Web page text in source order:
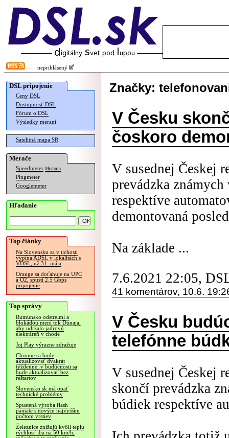
neprihlásený
DSL pripojenie
Ceny DSL
Dostupnosť DSL
Fórum o DSL
Výsledky meraní
Satelitná mapa SR
Merače
Speedmeter Merania
Pingmeter
Googlemeter
Hľadanie
Top články
Na Slovensku sa v tichosti
vypína ADSL v lokalitách s
VDSL, už 31. mája
Orange sa doťahuje na UPC
a O2, spustí 2.5 Gbps
pripojenie
Top správy
Rumunsko odstrelmi a
blokádou mení tok Dunaja,
aby udržalo jadrovú
elektráreň v chode
Joj Play výrazne zdražuje
Chrome sa bude
aktualizovať dvakrát
týždenne, v budúcnosti sa
bude aktualizovať bez
reštartov
Slovensko.sk má opäť
technické problémy
Spustená výroba flash
pamäte s novým najvyšším
počtom vrstiev
Železnice znižujú kvôli teplu
rýchlosť iba na 50 km/h,
Značky:
V Česku
čoskoro
V susednej Českej
prevádzka
respektíve
demontovaná
Na základe ...
7.6.2021 22:05,
41 komentárov, 10.6.
V Česku
telefónne
V susednej Českej
skončí prevádzka
búdiek respektíve